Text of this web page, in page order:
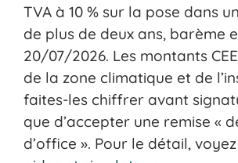
TVA à 10 % sur la pose dans
de plus de deux ans, barème
20/07/2026. Les montants
de la zone climatique et de
faites-les chiffrer avant
que d’accepter une remise «
d’office ». Pour le détail,